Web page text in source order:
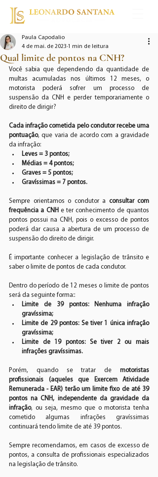
Qual limite de pontos na CNH?
Paula Capodalio
4 de mai. de 2023 1 min de leitura
Você sabia que dependendo da quantidade de
multas acumuladas nos últimos 12 meses, o
motorista poderá sofrer um processo de
suspensão da CNH e perder temporariamente o
direito de dirigir?
Cada infração cometida pelo condutor recebe uma
pontuação, que varia de acordo com a gravidade
da infração:
Leves = 3 pontos;
Médias = 4 pontos;
Graves = 5 pontos;
Gravíssimas = 7 pontos.
Sempre orientamos o condutor a consultar com
frequência a CNH e ter conhecimento de quantos
pontos possui na CNH, pois o excesso de pontos
poderá dar causa a abertura de um processo de
suspensão do direito de dirigir.
É importante conhecer a legislação de trânsito e
saber o limite de pontos de cada condutor.
Dentro do período de 12 meses o limite de pontos
será da seguinte forma::
Limite de 39 pontos: Nenhuma infração
gravíssima;
Limite de 29 pontos: Se tiver 1 única infração
gravíssima;
Limite de 19 pontos: Se tiver 2 ou mais
infrações gravíssimas.
Porém, quando se tratar de motoristas
profissionais (aqueles que Exercem Atividade
Remunerada - EAR) terão um limite fixo de até 39
pontos na CNH, independente da gravidade da
infração, ou seja, mesmo que o motorista tenha
cometido algumas infrações gravíssimas
continuará tendo limite de até 39 pontos.
Sempre recomendamos, em casos de excesso de
pontos, a consulta de profissionais especializados
na legislação de trânsito.